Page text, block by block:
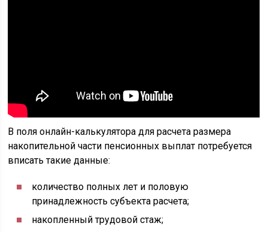
В поля онлайн-калькулятора для расчета размера
накопительной части пенсионных выплат потребуется
вписать такие данные:
количество полных лет и половую
принадлежность субъекта расчета;
накопленный трудовой стаж;